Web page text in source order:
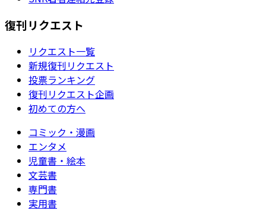
復刊リクエスト
リクエスト一覧
新規復刊リクエスト
投票ランキング
復刊リクエスト企画
初めての方へ
コミック・漫画
エンタメ
児童書・絵本
文芸書
専門書
実用書